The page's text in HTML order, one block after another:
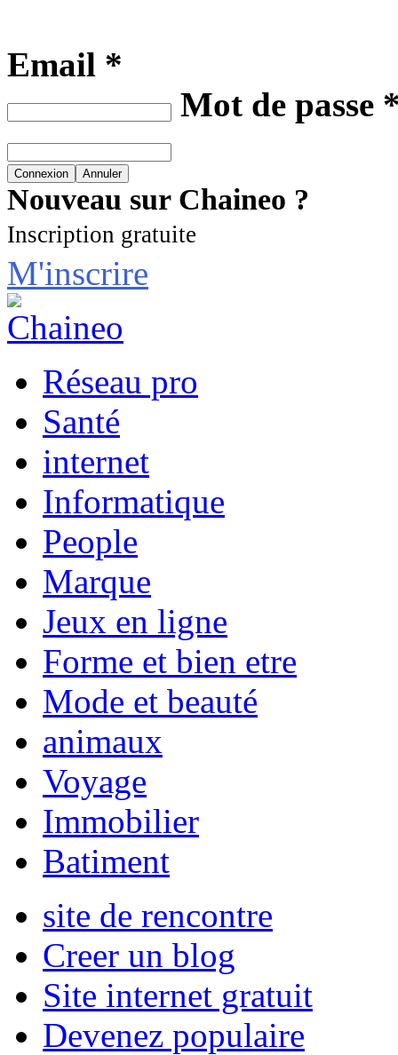
Email *
Mot de passe
Nouveau sur Chaineo ?
Inscription gratuite
M'inscrire
Réseau pro
Santé
internet
Informatique
People
Marque
Jeux en ligne
Forme et bien etre
Mode et beauté
animaux
Voyage
Immobilier
Batiment
site de rencontre
Creer un blog
Site internet gratuit
Devenez populaire